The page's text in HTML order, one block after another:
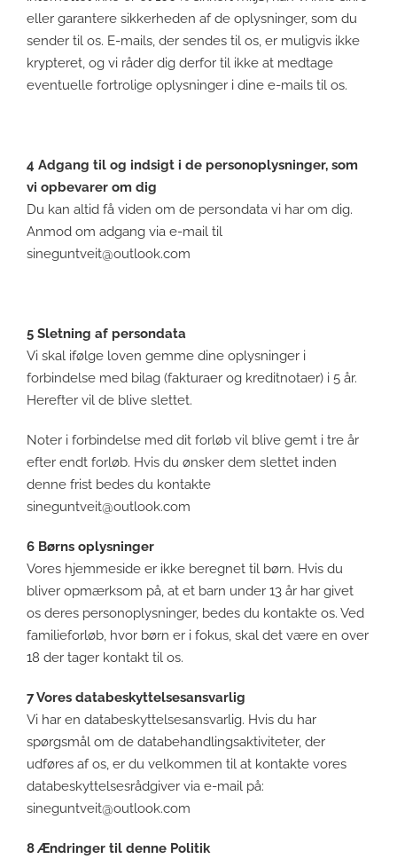
eller garantere sikkerheden af de oplysninger, som du
sender til os. E-mails, der sendes til os, er muligvis ikke
krypteret, og vi råder dig derfor til ikke at medtage
eventuelle fortrolige oplysninger i dine e-mails til os.
4 Adgang til og indsigt i de personoplysninger, som
vi opbevarer om dig
Du kan altid få viden om de persondata vi har om dig.
Anmod om adgang via e-mail til
sineguntveit@outlook.com
5 Sletning af persondata
Vi skal ifølge loven gemme dine oplysninger i
forbindelse med bilag (fakturaer og kreditnotaer) i 5 år.
Herefter vil de blive slettet.
Noter i forbindelse med dit forløb vil blive gemt i tre år
efter endt forløb. Hvis du ønsker dem slettet inden
denne frist bedes du kontakte
sineguntveit@outlook.com
6 Børns oplysninger
Vores hjemmeside er ikke beregnet til børn. Hvis du
bliver opmærksom på, at et barn under 13 år har givet
os deres personoplysninger, bedes du kontakte os. Ved
familieforløb, hvor børn er i fokus, skal det være en over
18 der tager kontakt til os.
7 Vores databeskyttelsesansvarlig
Vi har en databeskyttelsesansvarlig. Hvis du har
spørgsmål om de databehandlingsaktiviteter, der
udføres af os, er du velkommen til at kontakte vores
databeskyttelsesrådgiver via e-mail på:
sineguntveit@outlook.com
8 Ændringer til denne Politik